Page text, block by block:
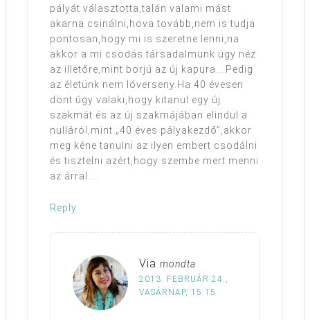
pályát választotta,talán valami mást
akarna csinálni,hova tovább,nem is tudja
pontosan,hogy mi is szeretne lenni,na
akkor a mi csodás társadalmunk úgy néz
az illetőre,mint borjú az új kapura….Pedig
az életünk nem lóverseny.Ha 40 évesen
dönt úgy valaki,hogy kitanul egy új
szakmát és az új szakmájában elindul a
nulláról,mint „40 éves pályakezdő”,akkor
meg kéne tanulni az ilyen embert csodálni
és tisztelni azért,hogy szembe mert menni
az árral….
Reply
Via mondta
2013. FEBRUÁR 24.,
VASÁRNAP, 15:15